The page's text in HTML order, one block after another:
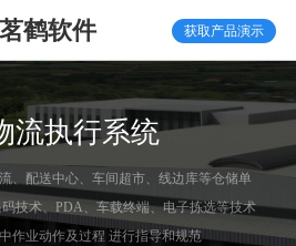
茗鹤软件 获取产品演示
流执行系统
、配送中心、车间超市、线边库等仓储单
技术、PDA、车载终端、电子拣选等技术
作业动作及过程 进行指导和规范